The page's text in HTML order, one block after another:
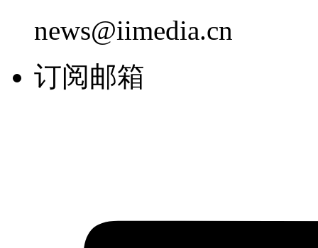
news@iimedia.cn
订阅邮箱